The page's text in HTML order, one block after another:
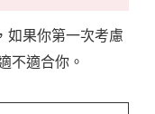
如果你第一次考慮
不適合你。